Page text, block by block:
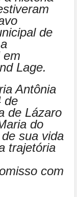
de
em
Lage.
Antônia
de
de Lázaro
do
sua vida
trajetória
com